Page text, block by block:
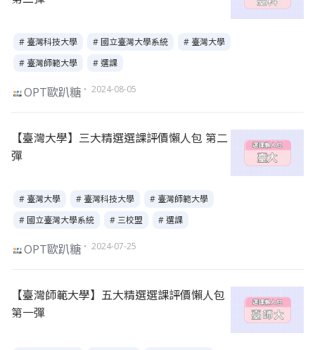
# 臺灣科技大學 # 國立臺灣大學系統
# 臺灣大學
# 臺灣師範大學
# 選課
OPT歐趴糖 ・ 2024-08-05
【臺灣大學】三大精選選課評價懶人包 第二
彈
# 臺灣大學 # 臺灣科技大學
# 臺灣師範大學
# 國立臺灣大學系統
# 三校盟 # 選課
OPT歐趴糖 ・ 2024-07-25
【臺灣師範大學】五大精選選課評價懶人包
第一彈